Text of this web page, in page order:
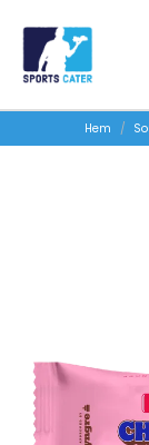
Hem